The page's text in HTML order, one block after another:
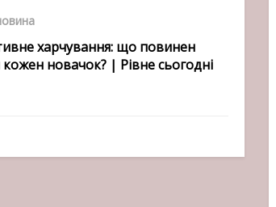
харчування: що повинен
новачок? | Рівне сьогодні